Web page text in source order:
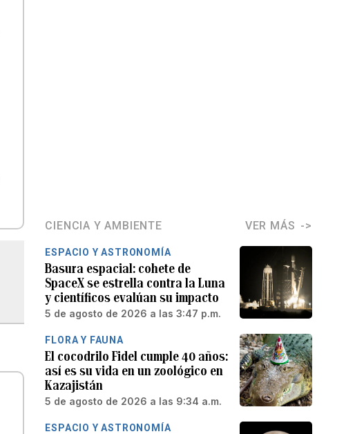
CIENCIA Y AMBIENTE VER MÁS
ESPACIO Y ASTRONOMÍA
Basura espacial: cohete de
SpaceX se estrella contra la Luna
y científicos evalúan su impacto
5 de agosto de 2026 a las 3:47 p.m.
FLORA Y FAUNA
El cocodrilo Fidel cumple 40 años:
así es su vida en un zoológico en
Kazajistán
5 de agosto de 2026 a las 9:34 a.m.
ESPACIO Y ASTRONOMÍA